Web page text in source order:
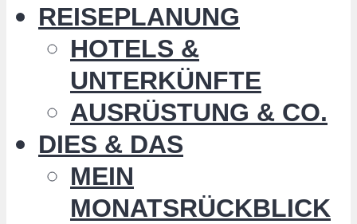
REISEPLANUNG
HOTELS &
UNTERKÜNFTE
AUSRÜSTUNG & CO.
DIES & DAS
MEIN
MONATSRÜCKBLICK